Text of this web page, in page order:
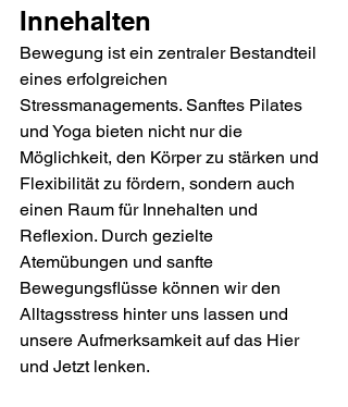
Innehalten
Bewegung ist ein zentraler Bestandteil
eines erfolgreichen
Stressmanagements. Sanftes Pilates
und Yoga bieten nicht nur die
Möglichkeit, den Körper zu stärken und
Flexibilität zu fördern, sondern auch
einen Raum für Innehalten und
Reflexion. Durch gezielte
Atemübungen und sanfte
Bewegungsflüsse können wir den
Alltagsstress hinter uns lassen und
unsere Aufmerksamkeit auf das Hier
und Jetzt lenken.